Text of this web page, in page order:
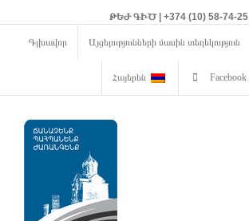
ԹԵԺ ԳԻԾ | +374 (10) 58-74-25
Գլխավոր Այցելությունների մասին տեղեկություն
Հայերեն Facebook